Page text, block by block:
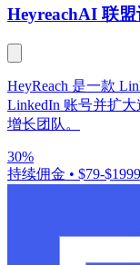
HeyreachAI 联盟
HeyReach 是一款
LinkedIn 账号并扩
增长团队。
30%
持续佣金 • $79-